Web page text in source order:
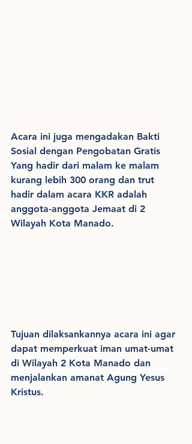
Acara ini juga mengadakan Bakti
Sosial dengan Pengobatan Gratis
Yang hadir dari malam ke malam
kurang lebih 300 orang dan trut
hadir dalam acara KKR adalah
anggota-anggota Jemaat di 2
Wilayah Kota Manado.
Tujuan dilaksankannya acara ini agar
dapat memperkuat iman umat-umat
di Wilayah 2 Kota Manado dan
menjalankan amanat Agung Yesus
Kristus.